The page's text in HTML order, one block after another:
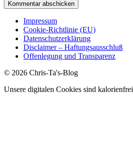
Impressum
Cookie-Richtlinie (EU)
Datenschutzerklärung
Disclaimer – Haftungsausschluß
Offenlegung und Transparenz
© 2026 Chris-Ta's-Blog
Unsere digitalen Cookies sind kalorienfrei